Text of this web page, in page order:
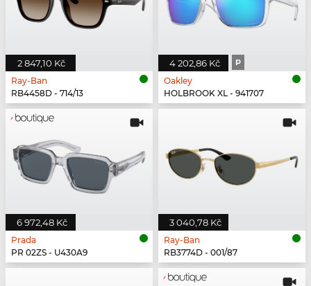
2 847,10 Kč
Ray-Ban
RB4458D - 714/13
4 202,86 Kč P
Oakley
HOLBROOK XL - 941707
6 972,48 Kč
Prada
PR 02ZS - U430A9
3 040,78 Kč
Ray-Ban
RB3774D - 001/87